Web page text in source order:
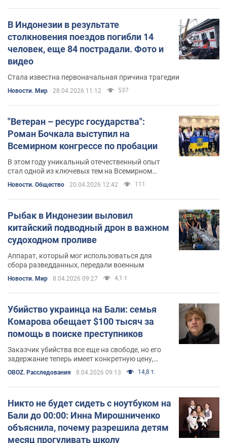
В Индонезии в результате
столкновения поездов погибли 14
человек, еще 84 пострадали. Фото и
видео
Стала известна первоначальная причина трагедии
Новости. Мир 28.04.2026 11:12 537
"Ветеран – ресурс государства":
Роман Бочкала выступил на
Всемирном конгрессе по пробации
В этом году уникальный отечественный опыт
стал одной из ключевых тем на Всемирном
конгрессе по пробации и условно-досрочному
освобождению
Новости. Общество 20.04.2026 12:42 111
Рыбак в Индонезии выловил
китайский подводный дрон в важном
судоходном проливе
Аппарат, который мог использоваться для
сбора разведданных, передали военным
Новости. Мир 8.04.2026 09:27 4,1 т.
Убийство украинца на Бали: семья
Комарова обещает $100 тысяч за
помощь в поиске преступников
Заказчик убийства все еще на свободе, но его
задержание теперь имеет конкретную цену,
OBOZ. Расследования 8.04.2026 09:13 14,8 т.
Никто не будет сидеть с ноутбуком на
Бали до 00:00: Инна Мирошниченко
объяснила, почему разрешила детям
месяц прогуливать школу